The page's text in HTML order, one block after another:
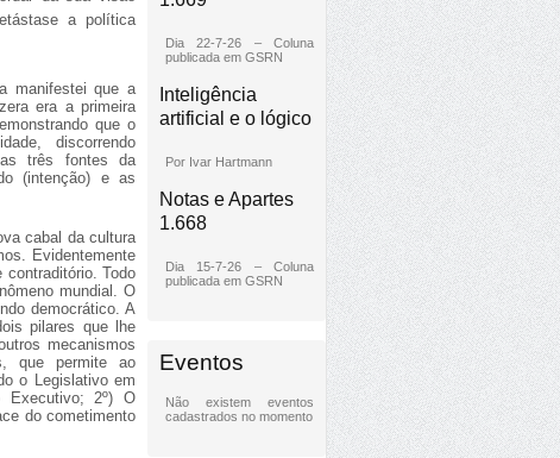
a política
manifestei que a
era a primeira
que o
discorrendo
três fontes da
(intenção) e as
cabal da cultura
Evidentemente
Todo
mundial. O
democrático. A
pilares que lhe
mecanismos
que permite ao
o Legislativo em
Executivo; 2º) O
do cometimento
Dia 22-7-26 – Coluna
publicada em GSRN
Inteligência
artificial e o lógico
Por Ivar Hartmann
Notas e Apartes
1.668
Dia 15-7-26 – Coluna
publicada em GSRN
Eventos
Não existem eventos
cadastrados no momento